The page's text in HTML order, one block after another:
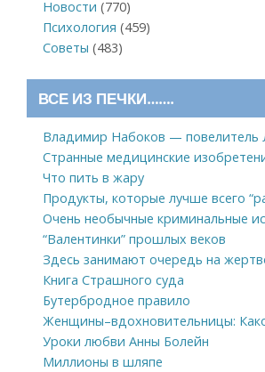
Новости (770)
Психология (459)
Советы (483)
ВСЕ ИЗ ПЕЧКИ…….
Владимир Набоков — повелитель
Странные медицинские
Что пить в жару
Продукты, которые лучше всего
Очень необычные криминальные
“Валентинки” прошлых веков
Здесь занимают очередь на
Книга Страшного суда
Бутербродное правило
Женщины–вдохновительницы:
Уроки любви Анны Болейн
Миллионы в шляпе